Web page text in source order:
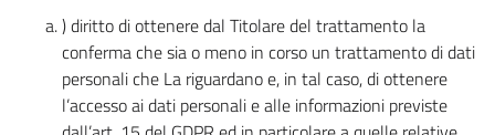
) diritto di ottenere dal Titolare del trattamento la
conferma che sia o meno in corso un trattamento di dati
personali che La riguardano e, in tal caso, di ottenere
l’accesso ai dati personali e alle informazioni previste